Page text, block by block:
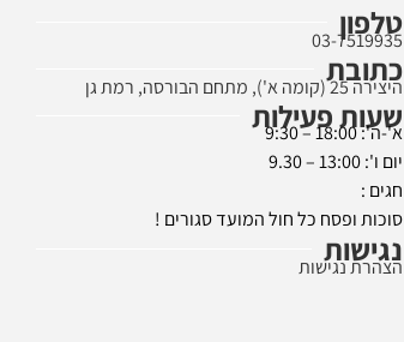
טלפון
03-7519935
כתובת
היצירה 25 (קומה א'), מתחם הבורסה, רמת גן
שעות פעילות
א'-ה': 18:00 – 9:30
יום ו': 13:00 – 9.30
חגים :
סוכות ופסח כל חול המועד סגורים !
נגישות
הצהרת נגישות